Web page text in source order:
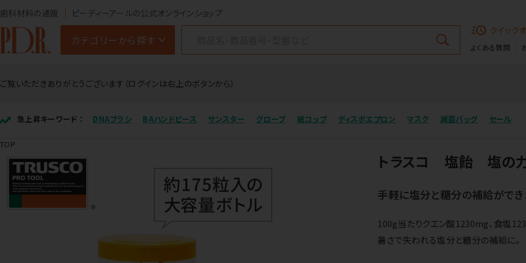
歯科材料の通販 ピーディーアールの公式オンラインショップ
カテゴリーから探す
クイック
よくある質問
ご覧いただきありがとうございます（ログインは右上のボタンから）
急上昇キーワード ： DNAブラシ BAハンドピース サンスター グローブ 紙コップ ディスポエプロン マスク 滅菌バッグ セール
TOP
トラスコ 塩飴 塩の
手軽に塩分と糖分の補給ができ
100g当たりクエン酸1230mg、食塩
暑さで失われる塩分と糖分の補給に。